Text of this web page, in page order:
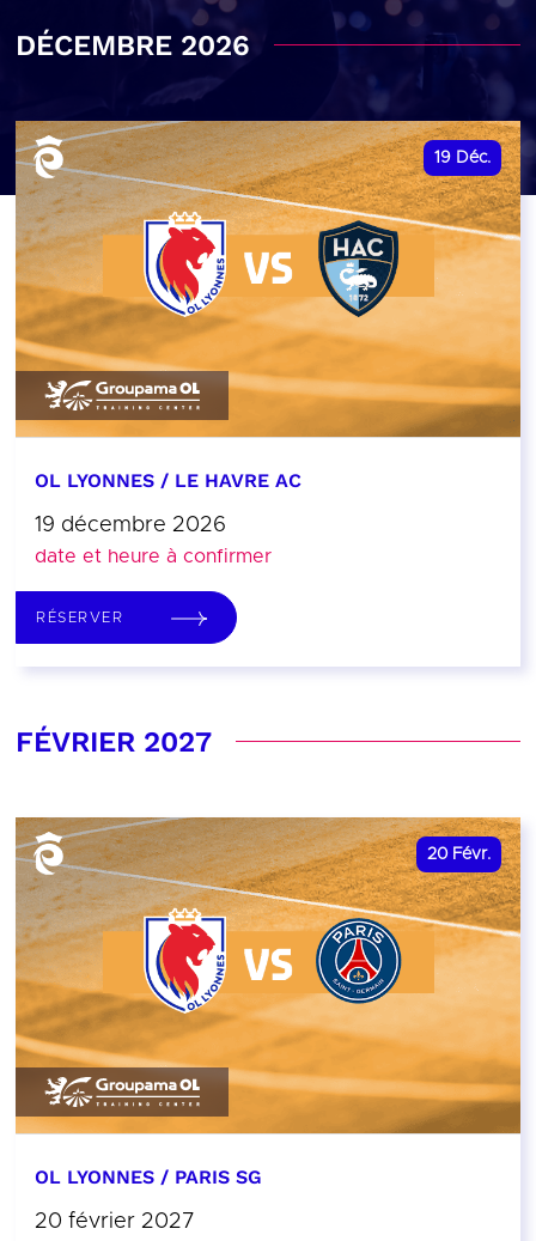
DÉCEMBRE 2026
19 Déc.
OL LYONNES / LE HAVRE AC
19 décembre 2026
date et heure à confirmer
RÉSERVER
FÉVRIER 2027
20 Févr.
OL LYONNES / PARIS SG
20 février 2027